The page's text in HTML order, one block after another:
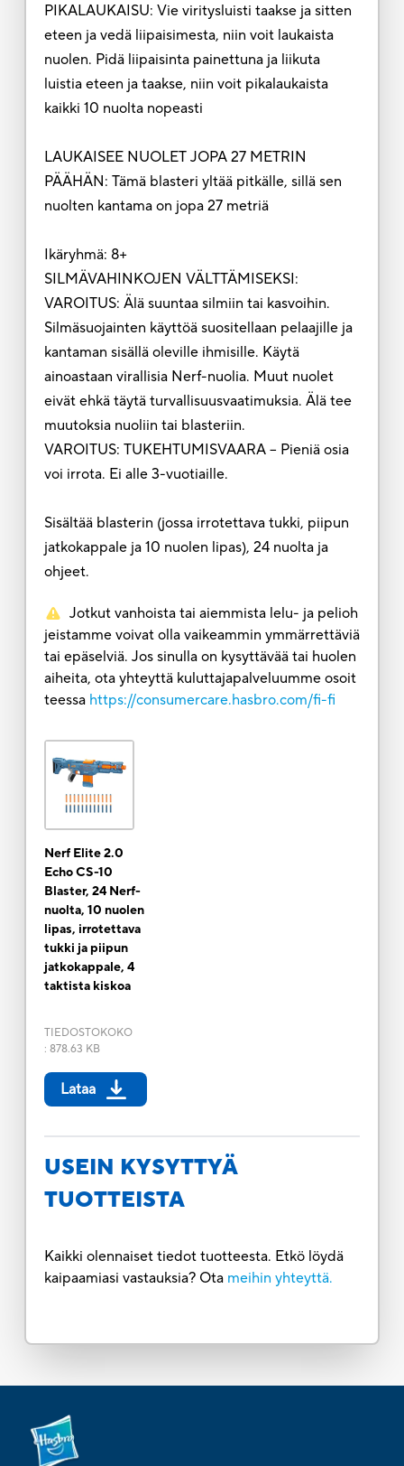
PIKALAUKAISU: Vie viritysluisti taakse ja sitten
eteen ja vedä liipaisimesta, niin voit laukaista
nuolen. Pidä liipaisinta painettuna ja liikuta
luistia eteen ja taakse, niin voit pikalaukaista
kaikki 10 nuolta nopeasti
LAUKAISEE NUOLET JOPA 27 METRIN
PÄÄHÄN: Tämä blasteri yltää pitkälle, sillä sen
nuolten kantama on jopa 27 metriä
Ikäryhmä: 8+
SILMÄVAHINKOJEN VÄLTTÄMISEKSI:
VAROITUS: Älä suuntaa silmiin tai kasvoihin.
Silmäsuojainten käyttöä suositellaan pelaajille ja
kantaman sisällä oleville ihmisille. Käytä
ainoastaan virallisia Nerf-nuolia. Muut nuolet
eivät ehkä täytä turvallisuusvaatimuksia. Älä tee
muutoksia nuoliin tai blasteriin.
VAROITUS: TUKEHTUMISVAARA – Pieniä osia
voi irrota. Ei alle 3-vuotiaille.
Sisältää blasterin (jossa irrotettava tukki, piipun
jatkokappale ja 10 nuolen lipas), 24 nuolta ja
ohjeet.
Jotkut vanhoista tai aiemmista lelu- ja pelioh
jeistamme voivat olla vaikeammin ymmärrettäviä
tai epäselviä. Jos sinulla on kysyttävää tai huolen
aiheita, ota yhteyttä kuluttajapalveluumme osoit
teessa https://consumercare.hasbro.com/fi-fi
Nerf Elite 2.0
Echo CS-10
Blaster, 24 Nerf-
nuolta, 10 nuolen
lipas, irrotettava
tukki ja piipun
jatkokappale, 4
taktista kiskoa
TIEDOSTOKOKO
: 878.63 KB
Lataa
USEIN KYSYTTYÄ
TUOTTEISTA
Kaikki olennaiset tiedot tuotteesta. Etkö löydä
kaipaamiasi vastauksia? Ota meihin yhteyttä.